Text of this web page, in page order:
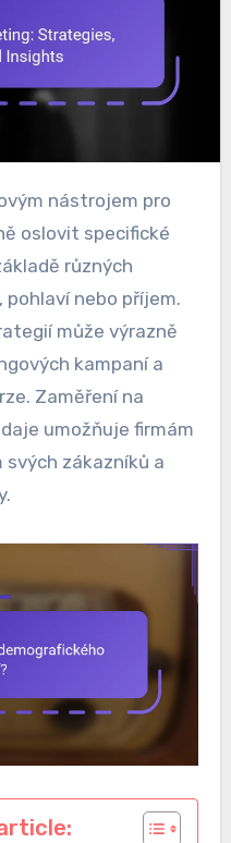
oslovit specifické
různých
nebo příjem.
může výrazně
kampaní a
Zaměření na
umožňuje firmám
zákazníků a